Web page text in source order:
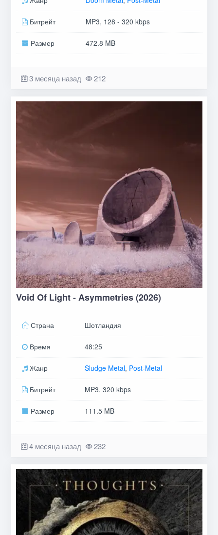
Битрейт MP3, 128 - 320 kbps
Размер 472.8 MB
3 месяца назад 212
Void Of Light - Asymmetries (2026)
Страна Шотландия
Время 48:25
Жанр Sludge Metal, Post-Metal
Битрейт MP3, 320 kbps
Размер 111.5 MB
4 месяца назад 232